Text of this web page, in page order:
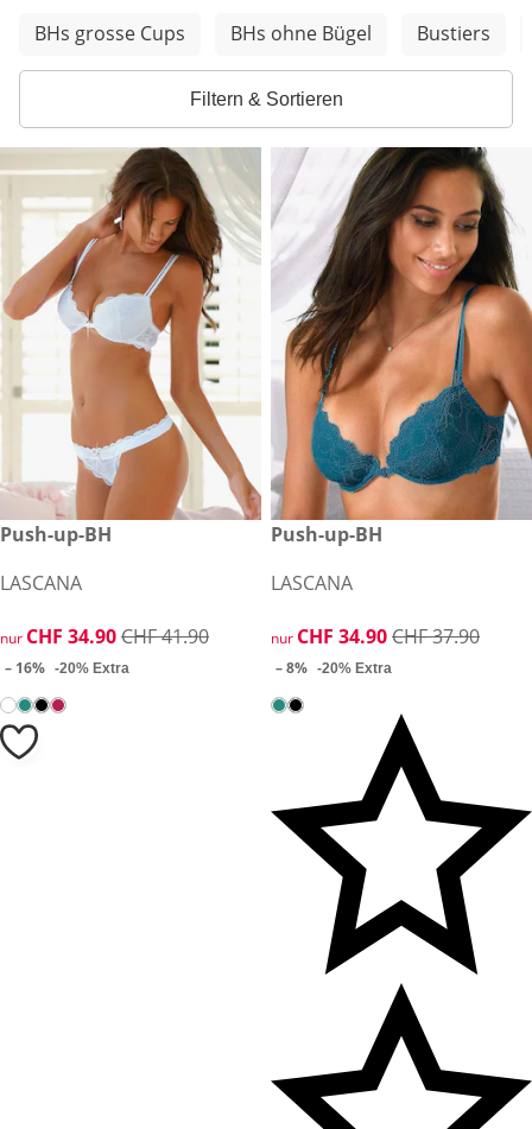
Weitere Kategorien überspringen
BHs grosse Cups BHs ohne Bügel Bustiers
Filtern & Sortieren
reduzierter Preis CHF 34.90, vorheriger Preis: CHF 41.90
-16%
Push-up-BH
LASCANA
reduzierter Preis CHF 34.90, vorheriger Preis: CHF 41.90
nur CHF 34.90CHF 41.90
– 16% -20% Extra
reduzierter Preis CHF 34.90,
-8%
Push-up-BH
LASCANA
reduzierter Preis CHF 34.90,
nur CHF 34.90CHF 37.90
– 8% -20% Extra